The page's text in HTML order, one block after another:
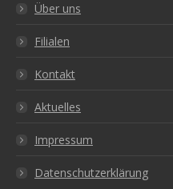
Über uns
Filialen
Kontakt
Aktuelles
Impressum
Datenschutzerklärung